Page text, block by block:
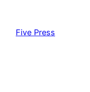
content
Five Press